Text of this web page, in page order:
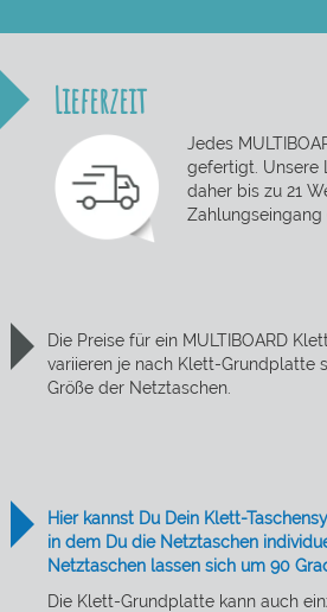
Lieferzeit
Jedes
gefertigt. Unsere
daher bis zu 21
Zahlungseingang
Die Preise für ein MULTIBOARD
variieren je nach Klett-Grundplatte
Größe der Netztaschen.
Hier kannst Du Dein Klett-
in dem Du die Netztaschen
Netztaschen lassen sich um 90
Die Klett-Grundplatte kann auch